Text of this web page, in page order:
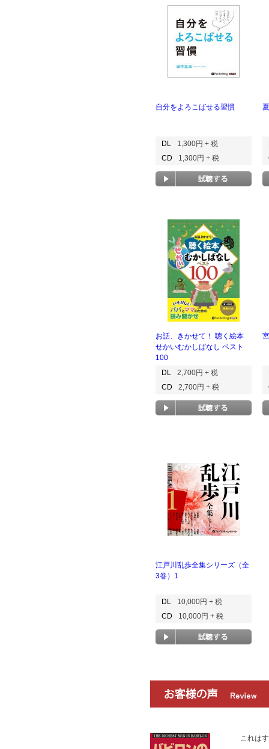
自分をよろこばせる習慣
DL
1,300円 + 税
CD
1,300円 + 税
お話、きかせて！ 聴く絵本
せかいむかしばなし ベスト
100
DL
2,700円 + 税
CD
2,700円 + 税
江戸川乱歩全集シリーズ（全
3巻）1
DL
10,000円 + 税
CD
10,000円 + 税
これは